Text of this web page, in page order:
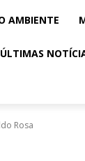
AMBIENTE
ÚLTIMAS
Rosa